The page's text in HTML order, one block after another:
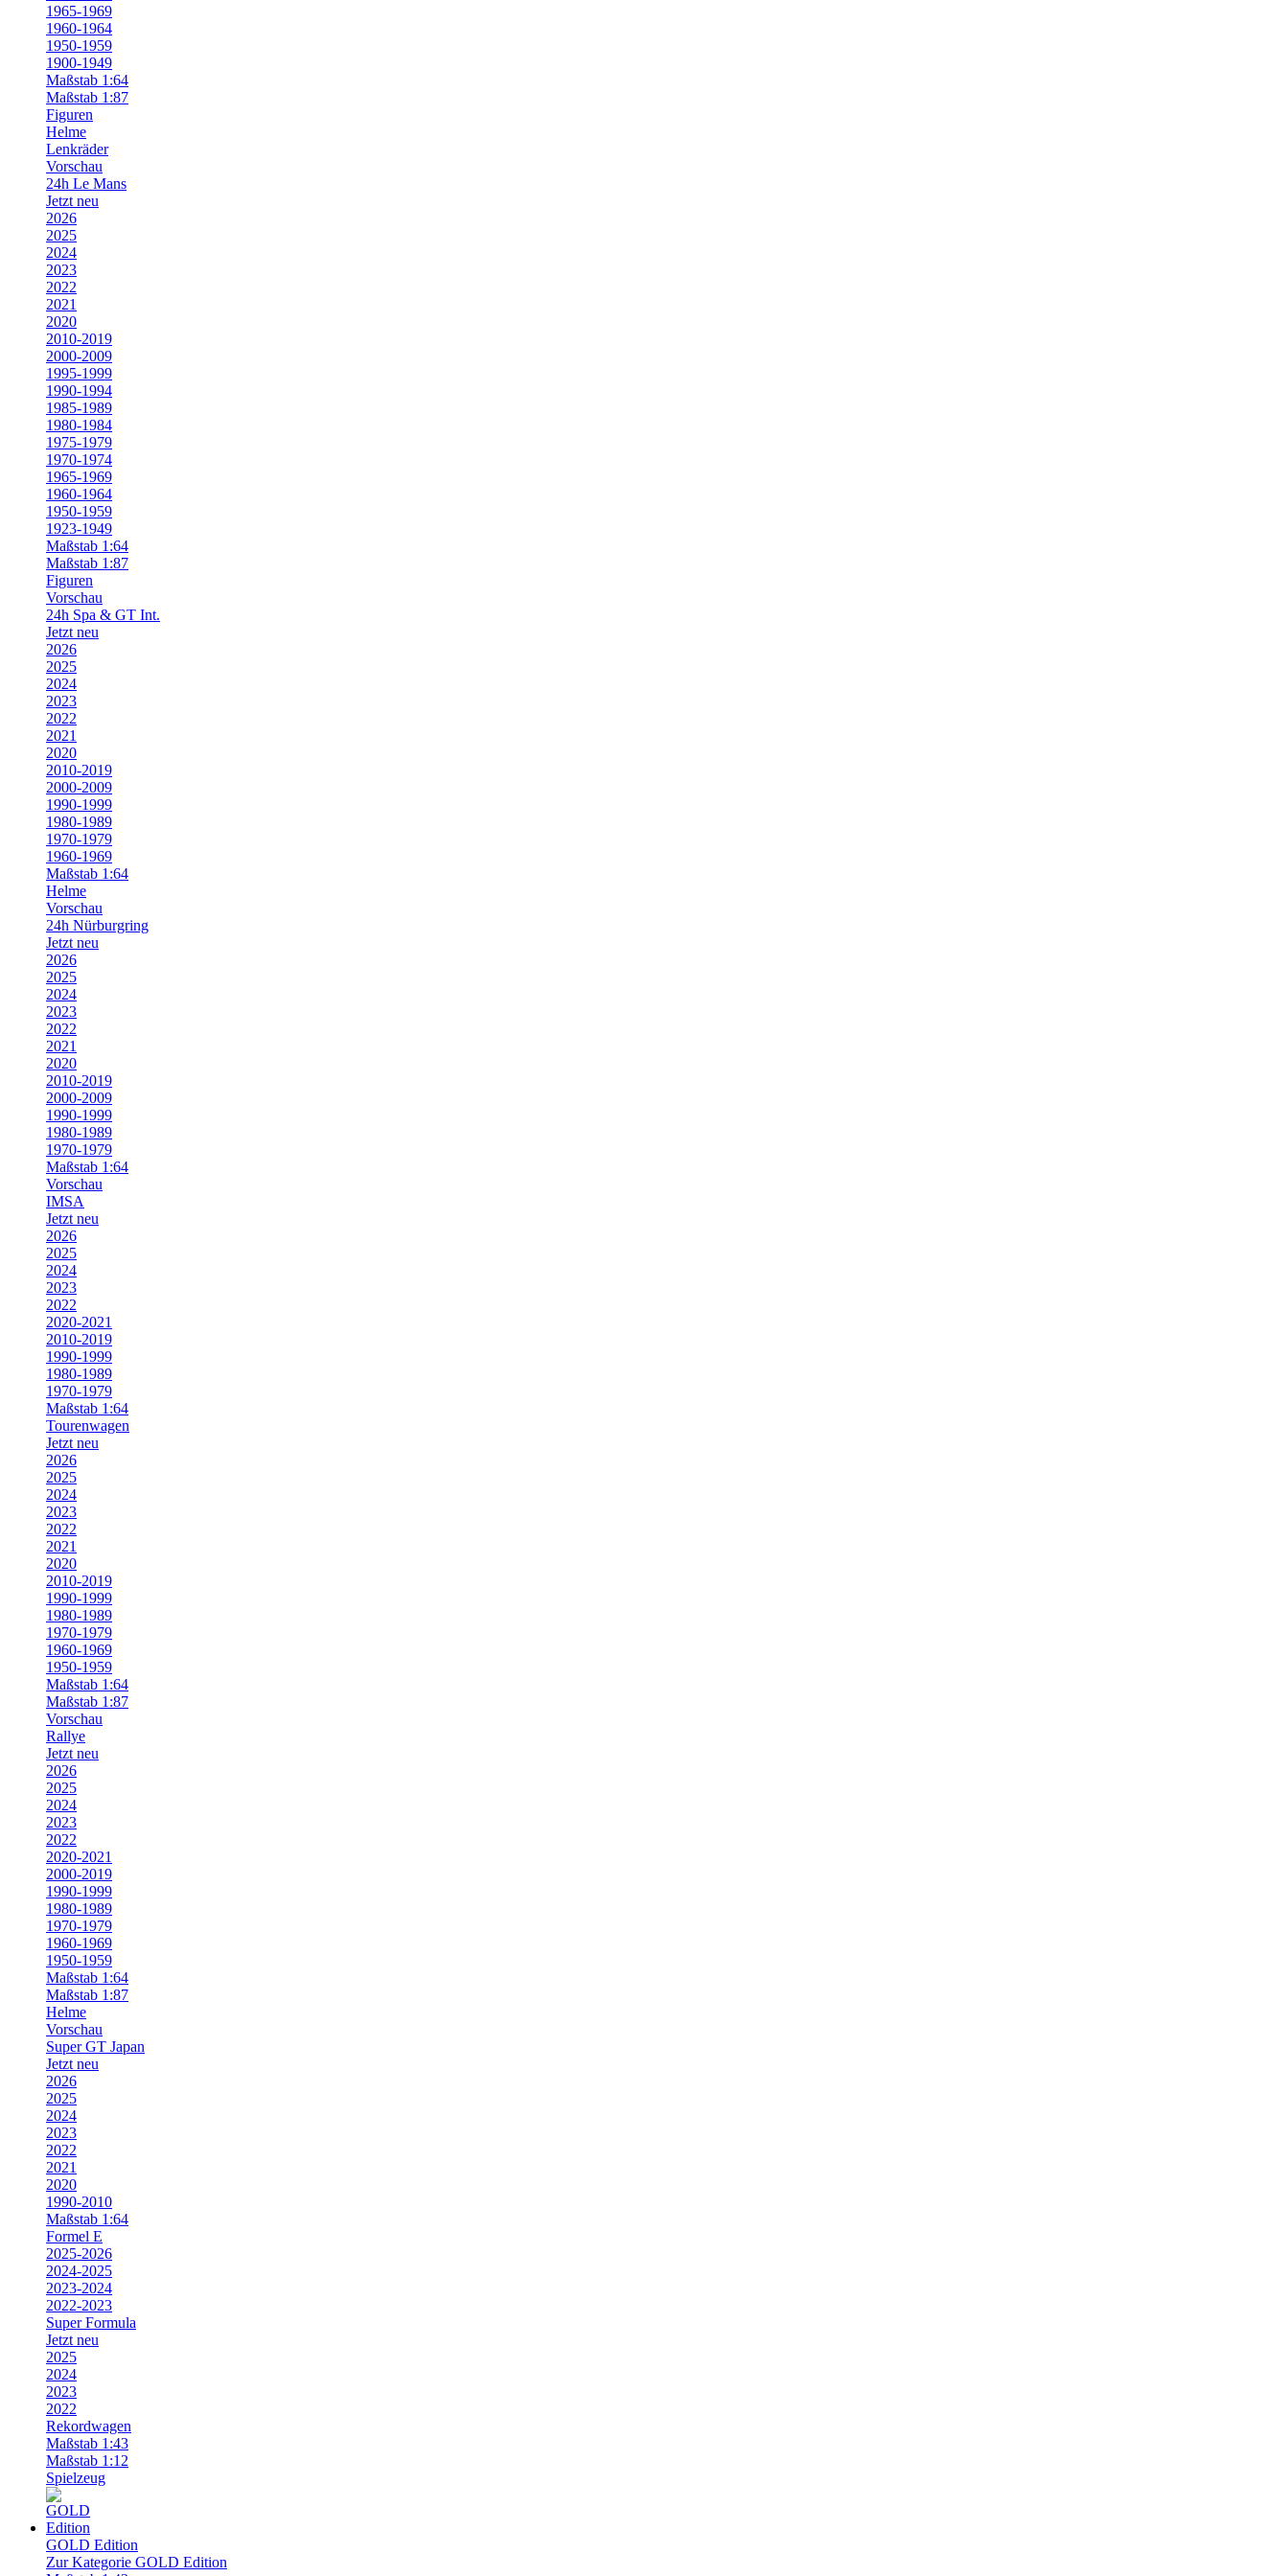
1965-1969
1960-1964
1950-1959
1900-1949
Maßstab 1:64
Maßstab 1:87
Figuren
Helme
Lenkräder
Vorschau
24h Le Mans
Jetzt neu
2026
2025
2024
2023
2022
2021
2020
2010-2019
2000-2009
1995-1999
1990-1994
1985-1989
1980-1984
1975-1979
1970-1974
1965-1969
1960-1964
1950-1959
1923-1949
Maßstab 1:64
Maßstab 1:87
Figuren
Vorschau
24h Spa & GT Int.
Jetzt neu
2026
2025
2024
2023
2022
2021
2020
2010-2019
2000-2009
1990-1999
1980-1989
1970-1979
1960-1969
Maßstab 1:64
Helme
Vorschau
24h Nürburgring
Jetzt neu
2026
2025
2024
2023
2022
2021
2020
2010-2019
2000-2009
1990-1999
1980-1989
1970-1979
Maßstab 1:64
Vorschau
IMSA
Jetzt neu
2026
2025
2024
2023
2022
2020-2021
2010-2019
1990-1999
1980-1989
1970-1979
Maßstab 1:64
Tourenwagen
Jetzt neu
2026
2025
2024
2023
2022
2021
2020
2010-2019
1990-1999
1980-1989
1970-1979
1960-1969
1950-1959
Maßstab 1:64
Maßstab 1:87
Vorschau
Rallye
Jetzt neu
2026
2025
2024
2023
2022
2020-2021
2000-2019
1990-1999
1980-1989
1970-1979
1960-1969
1950-1959
Maßstab 1:64
Maßstab 1:87
Helme
Vorschau
Super GT Japan
Jetzt neu
2026
2025
2024
2023
2022
2021
2020
1990-2010
Maßstab 1:64
Formel E
2025-2026
2024-2025
2023-2024
2022-2023
Super Formula
Jetzt neu
2025
2024
2023
2022
Rekordwagen
Maßstab 1:43
Maßstab 1:12
Spielzeug
GOLD Edition
Zur Kategorie GOLD Edition